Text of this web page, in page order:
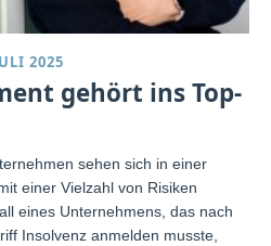
2025
gehört ins Top-
sehen sich in einer
einer Vielzahl von Risiken
eines Unternehmens, das nach
Insolvenz anmelden musste,